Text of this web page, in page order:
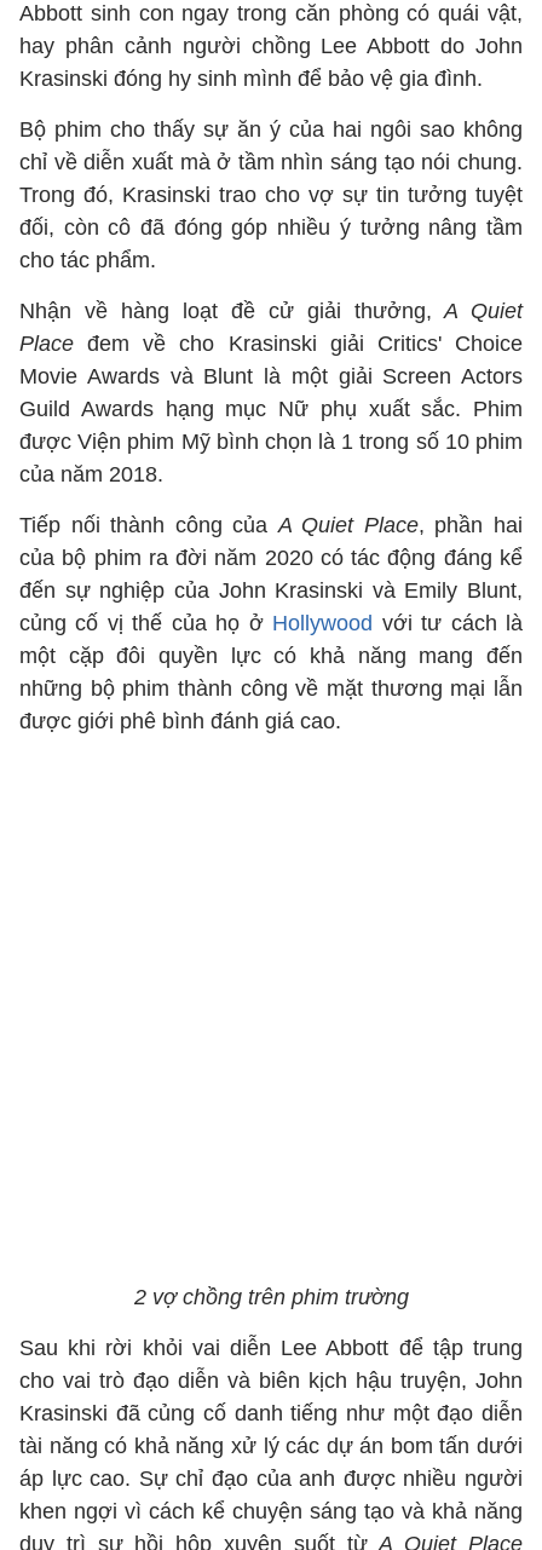
Abbott sinh con ngay trong căn phòng có quái vật,
hay phân cảnh người chồng Lee Abbott do John
Krasinski đóng hy sinh mình để bảo vệ gia đình.
Bộ phim cho thấy sự ăn ý của hai ngôi sao không
chỉ về diễn xuất mà ở tầm nhìn sáng tạo nói chung.
Trong đó, Krasinski trao cho vợ sự tin tưởng tuyệt
đối, còn cô đã đóng góp nhiều ý tưởng nâng tầm
cho tác phẩm.
Nhận về hàng loạt đề cử giải thưởng, A Quiet
Place đem về cho Krasinski giải Critics' Choice
Movie Awards và Blunt là một giải Screen Actors
Guild Awards hạng mục Nữ phụ xuất sắc. Phim
được Viện phim Mỹ bình chọn là 1 trong số 10 phim
của năm 2018.
Tiếp nối thành công củaA Quiet Place, phần hai
của bộ phim ra đời năm 2020 có tác động đáng kể
đến sự nghiệp của John Krasinski và Emily Blunt,
củng cố vị thế của họ ở Hollywood với tư cách là
một cặp đôi quyền lực có khả năng mang đến
những bộ phim thành công về mặt thương mại lẫn
được giới phê bình đánh giá cao.
2 vợ chồng trên phim trường
Sau khi rời khỏi vai diễn Lee Abbott để tập trung
cho vai trò đạo diễn và biên kịch hậu truyện, John
Krasinski đã củng cố danh tiếng như một đạo diễn
tài năng có khả năng xử lý các dự án bom tấn dưới
áp lực cao. Sự chỉ đạo của anh được nhiều người
khen ngợi vì cách kể chuyện sáng tạo và khả năng
duy trì sự hồi hộp xuyên suốt từA Quiet Place